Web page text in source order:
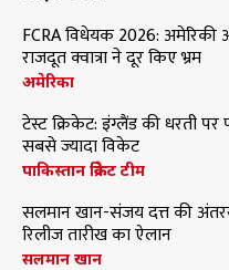
FCRA विधेयक 2026: अमेरिकी
राजदूत क्वात्रा ने दूर किए भ्रम
अमेरिका
टेस्ट क्रिकेट: इंग्लैंड की धरती
सबसे ज्यादा विकेट
पाकिस्तान क्रिकेट टीम
सलमान खान-संजय दत्त की
रिलीज तारीख का ऐलान
सलमान खान